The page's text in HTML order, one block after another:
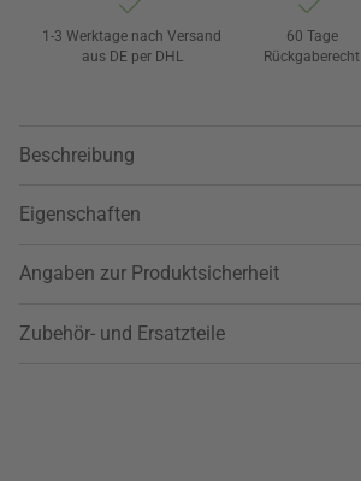
1-3 Werktage nach Versand
aus DE per DHL
60 Tage
Rückgaberecht
Beschreibung
Eigenschaften
Angaben zur Produktsicherheit
Zubehör- und Ersatzteile